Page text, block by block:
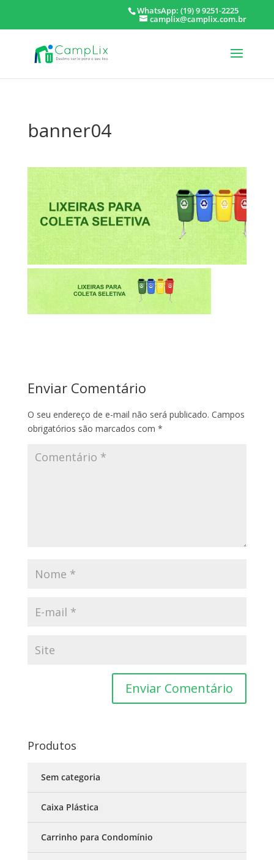
WhatsApp: (19) 9 9251-2225
camplix@camplix.com.br
banner04
Enviar Comentário
O seu endereço de e-mail não será publicado. Campos
obrigatórios são marcados com *
Produtos
Sem categoria
Caixa Plástica
Carrinho para Condomínio